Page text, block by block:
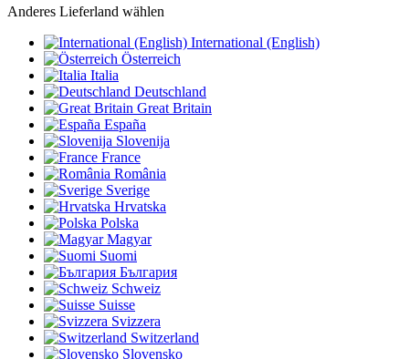
Anderes Lieferland wählen
International (English)
Österreich
Italia
Deutschland
Great Britain
España
Slovenija
France
România
Sverige
Hrvatska
Polska
Magyar
Suomi
България
Schweiz
Suisse
Svizzera
Switzerland
Slovensko